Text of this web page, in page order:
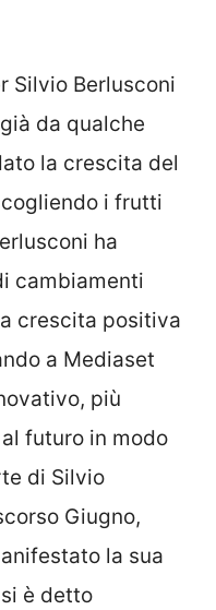
Silvio Berlusconi
da qualche
la crescita del
i frutti
ha
cambiamenti
crescita positiva
a Mediaset
più
futuro in modo
di Silvio
Giugno,
la sua
è detto